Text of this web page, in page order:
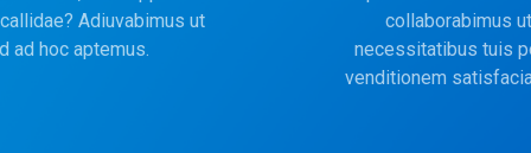
Adiuvabimus ut
ad hoc aptemus.
collaborabimus ut
necessitatibus tuis
venditionem